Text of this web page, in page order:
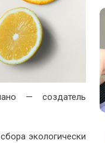
— создатель
экологически